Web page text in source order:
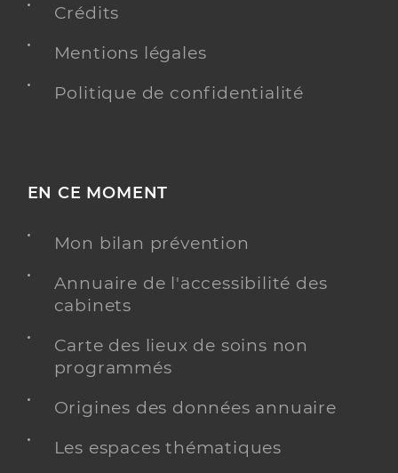
Crédits
Mentions légales
Politique de confidentialité
EN CE MOMENT
Mon bilan prévention
Annuaire de l'accessibilité des
cabinets
Carte des lieux de soins non
programmés
Origines des données annuaire
Les espaces thématiques